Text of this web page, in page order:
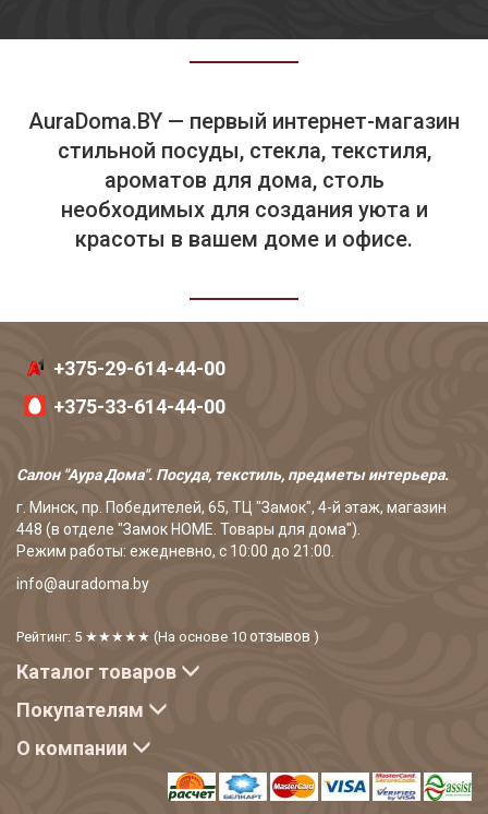
AuraDoma.BY — первый интернет-магазин
стильной посуды, стекла, текстиля,
ароматов для дома, столь
необходимых для создания уюта и
красоты в вашем доме и офисе.
+375-29-614-44-00
+375-33-614-44-00
Салон "Аура Дома". Посуда, текстиль, предметы интерьера.
г. Минск, пр. Победителей, 65, ТЦ "Замок", 4-й этаж, магазин
448 (в отделе "Замок HOME. Товары для дома").
Режим работы: ежедневно, с 10:00 до 21:00.
info@auradoma.by
Рейтинг: 5 ★★★★★ (На основе 10 отзывов )
Каталог товаров
Покупателям
О компании